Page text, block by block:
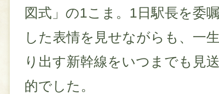
図式」の1こま。1日駅長を委
した表情を見せながらも、一
り出す新幹線をいつまでも見
的でした。